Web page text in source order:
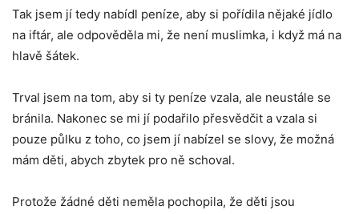
Tak jsem jí tedy nabídl peníze, aby si pořídila nějaké jídlo
na iftár, ale odpověděla mi, že není muslimka, i když má na
hlavě šátek.
Trval jsem na tom, aby si ty peníze vzala, ale neustále se
bránila. Nakonec se mi jí podařilo přesvědčit a vzala si
pouze půlku z toho, co jsem jí nabízel se slovy, že možná
mám děti, abych zbytek pro ně schoval.
Protože žádné děti neměla pochopila, že děti jsou